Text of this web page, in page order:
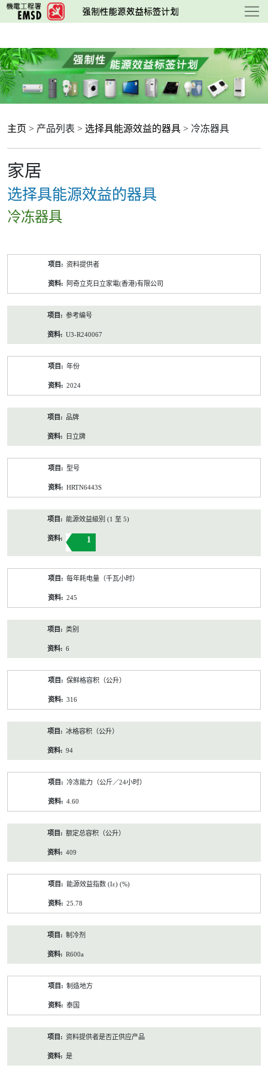
跳
至
要
内
容
主页 > 产品列表 > 选择具能源效益的器具 > 冷冻器具
家居
选择具能源效益的器具
冷冻器具
资料提供者
阿奇立克日立家電(香港)有限公司
参考编号
U3-R240067
年份
2024
品牌
日立牌
型号
HRTN6443S
能源效益級別 (1 至 5)
1
每年耗电量（千瓦小时）
245
类别
6
保鲜格容积（公升）
316
冰格容积（公升）
94
冷冻能力（公斤／24小时）
4.60
额定总容积（公升）
409
能源效益指数 (Iε) (%)
25.78
制冷剂
R600a
制造地方
泰国
资料提供者是否正供应产品
是